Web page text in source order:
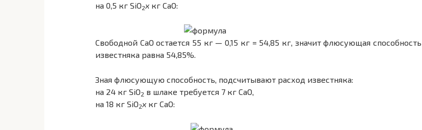
на 0,5 кг SiO2х кг СаО:
Свободной СаО остается 55 кг — 0,15 кг = 54,85 кг, значит флюсующая способность
известняка равна 54,85%.
Зная флюсующую способность, подсчитывают расход известняка:
на 24 кг SiO2 в шлаке требуется 7 кг СаО,
на 18 кг SiO2х кг СаО: